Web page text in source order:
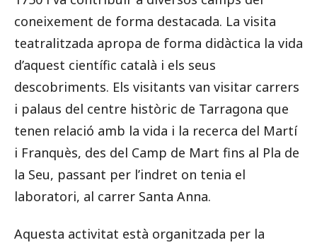
coneixement de forma destacada. La visita
teatralitzada apropa de forma didàctica la vida
d’aquest científic català i els seus
descobriments. Els visitants van visitar carrers
i palaus del centre històric de Tarragona que
tenen relació amb la vida i la recerca del Martí
i Franquès, des del Camp de Mart fins al Pla de
la Seu, passant per l’indret on tenia el
laboratori, al carrer Santa Anna.
Aquesta activitat està organitzada per la